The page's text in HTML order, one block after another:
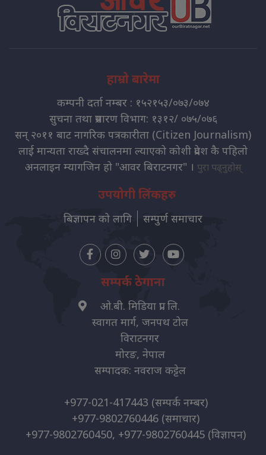
हाम्रो बारेमा
कम्पनी दर्ता नम्बर : १५२१५३/०७३/०७४
सुचना तथा प्रसारण विभाग: १३१२/ ०७५/०७६
सन् २०११ बाट नागरिक पत्रकारीता (Citizen Journalism)
लाई मान्यता राख्दै संचालनमा ल्याएको कोशी प्रदेश कै पहिलो
अनलाइन म्यागजिन हो "आवर बिराटनगर" । पुरा पढ्नुहोस्
उपयोगी लिंकहरु
बिज्ञापन को लागि सम्पुर्ण समाचार
सम्पर्क ठेगाना
ओ.बी. मिडिया प्रा. लि.
स्वागत मार्ग, जनपथ टोल
विराटनगर
मोरङ, नेपाल
सम्पादक: नवराज कट्टेल
+977-021-417443 (सम्पर्क नम्बर)
+977-9802760446 (समाचार)
+977-9802760450, +977-9802760445 (विज्ञापन)